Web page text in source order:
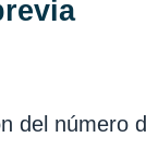
del número